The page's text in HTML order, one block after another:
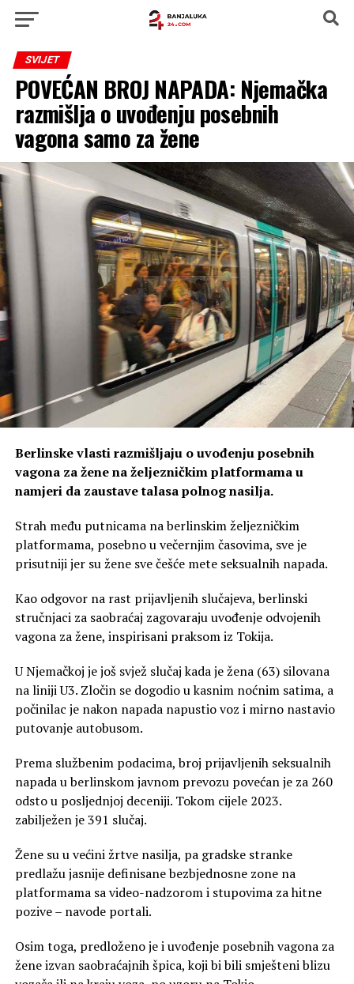
SVIJET
POVEĆAN BROJ NAPADA: Njemačka
razmišlja o uvođenju posebnih
vagona samo za žene
Berlinske vlasti razmišljaju o uvođenju posebnih
vagona za žene na željezničkim platformama u
namjeri da zaustave talasa polnog nasilja.
Strah među putnicama na berlinskim željezničkim
platformama, posebno u večernjim časovima, sve je
prisutniji jer su žene sve češće mete seksualnih napada.
Kao odgovor na rast prijavljenih slučajeva, berlinski
stručnjaci za saobraćaj zagovaraju uvođenje odvojenih
vagona za žene, inspirisani praksom iz Tokija.
U Njemačkoj je još svjež slučaj kada je žena (63) silovana
na liniji U3. Zločin se dogodio u kasnim noćnim satima, a
počinilac je nakon napada napustio voz i mirno nastavio
putovanje autobusom.
Prema službenim podacima, broj prijavljenih seksualnih
napada u berlinskom javnom prevozu povećan je za 260
odsto u posljednjoj deceniji. Tokom cijele 2023.
zabilježen je 391 slučaj.
Žene su u većini žrtve nasilja, pa gradske stranke
predlažu jasnije definisane bezbjednosne zone na
platformama sa video-nadzorom i stupovima za hitne
pozive – navode portali.
Osim toga, predloženo je i uvođenje posebnih vagona za
žene izvan saobraćajnih špica, koji bi bili smješteni blizu